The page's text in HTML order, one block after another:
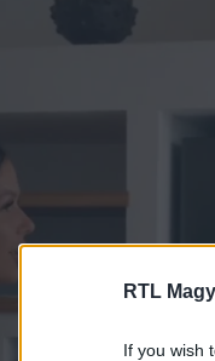
RTL
If you wish